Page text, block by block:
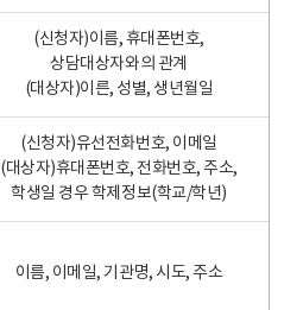
(신청자)이름, 휴대폰번호,
상담대상자와의 관계
(대상자)이른, 성별, 생년월일
(신청자)유선전화번호, 이메일
(대상자)휴대폰번호, 전화번호, 주소,
학생일 경우 학제정보(학교/학년)
이름, 이메일, 기관명, 시도, 주소